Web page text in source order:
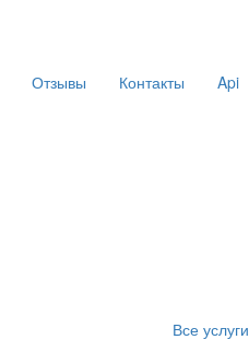
Отзывы Контакты Api
Все услуги